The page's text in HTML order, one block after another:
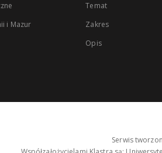
i Mazur
Temat
Zakres
Opis
Serwis